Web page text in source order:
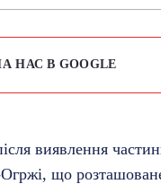
НАС В GOOGLE
виявлення
що